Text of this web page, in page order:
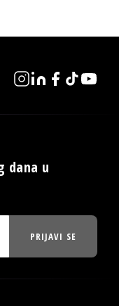
dana u
PRIJAVI SE